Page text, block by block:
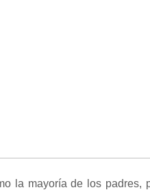
la mayoría de los padres,